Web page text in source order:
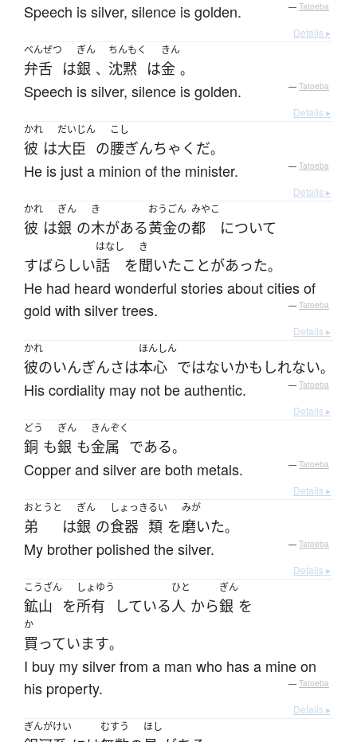
Speech is silver, silence is golden. — Tatoeba
Details ▸
べんぜつ
弁舌 は
ぎん
銀 、
ちんもく
沈黙 は
きん
金 。
Speech is silver, silence is golden. — Tatoeba
Details ▸
かれ
彼 は
だいじん
大臣 の
こし
腰ぎんちゃく だ。
He is just a minion of the minister. — Tatoeba
Details ▸
かれ
彼 は
ぎん
銀 の
き
木がある
おうごん
黄金の
みやこ
都
について
すばらしい
はなし
話 を
き
聞いたことがあった。
He had heard wonderful stories about cities of
gold with silver trees.
— Tatoeba
Details ▸
かれ
彼のいんぎんさは
ほんしん
本心 ではないかもしれない。
His cordiality may not be authentic. — Tatoeba
Details ▸
どう
銅 も
ぎん
銀 も
きんぞく
金属 である。
Copper and silver are both metals. — Tatoeba
Details ▸
おとうと
弟 は
ぎん
銀 の
しょっき
食器
るい
類 を
みが
磨いた。
My brother polished the silver. — Tatoeba
Details ▸
こうざん
鉱山 を
しょゆう
所有 している
ひと
人 から
ぎん
銀 を
か
買っています。
I buy my silver from a man who has a mine on
his property.
— Tatoeba
Details ▸
ぎんがけい
むすう ほし